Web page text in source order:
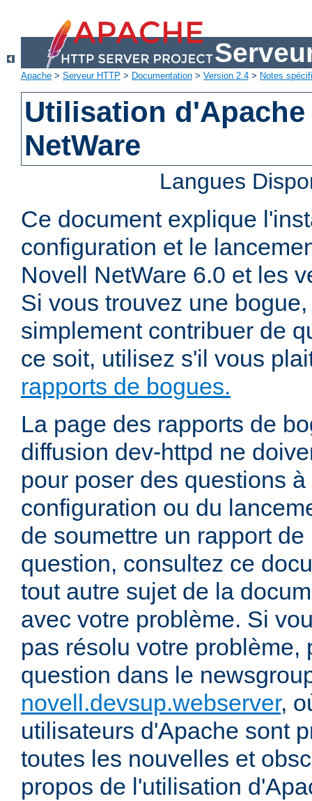
Apache > Serveur HTTP > Documentation > Version 2.4 > Notes
Utilisation
NetWare
Langues
Ce document explique
configuration et le
Novell NetWare 6.0 et les
Si vous trouvez une
simplement contribuer de
ce soit, utilisez s'il vous
rapports de bogues.
La page des rapports de
diffusion dev-httpd ne
pour poser des questions
configuration ou du
de soumettre un rapport
question, consultez ce
tout autre sujet de la
avec votre problème. Si
pas résolu votre problème,
question dans le
novell.devsup.webserver,
utilisateurs d'Apache sont
toutes les nouvelles et
propos de l'utilisation